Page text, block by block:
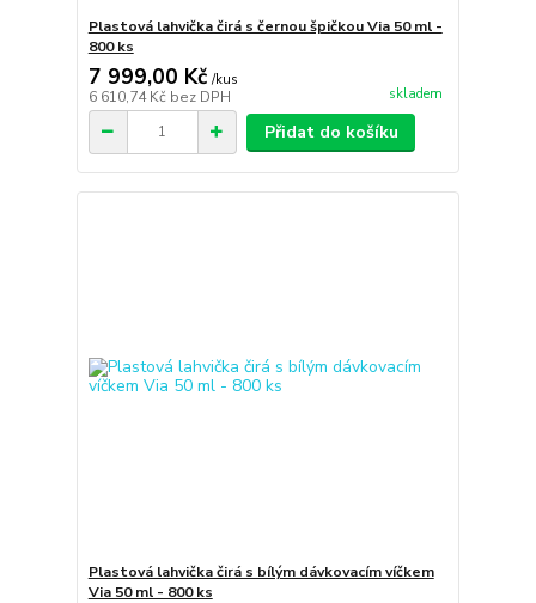
Plastová lahvička čirá s černou špičkou Via 50 ml -
800 ks
7 999,00 Kč /kus
6 610,74 Kč bez DPH skladem
Přidat do košíku
Plastová lahvička čirá s bílým dávkovacím víčkem
Via 50 ml - 800 ks